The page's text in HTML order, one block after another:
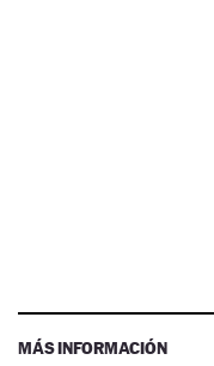
MÁS INFORMACIÓN